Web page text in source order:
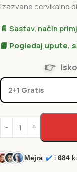
izazvane cervikalne
📄 Sastav, način
📘 Pogledaj upute,
👉
2+1 Gratis
Mejra ✔️ i 684